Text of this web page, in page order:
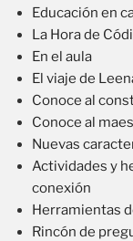
Educación en
La Hora de
En el aula
El viaje de
Conoce al
Conoce al
Nuevas
Actividades y
conexión
Herramientas
Rincón de